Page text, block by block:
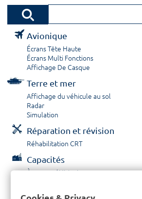
Avionique
Écrans Tête Haute
Écrans Multi Fonctions
Affichage De Casque
Terre et mer
Affichage du véhicule au sol
Radar
Simulation
Réparation et révision
Réhabilitation CRT
Capacités
À propos / Historique